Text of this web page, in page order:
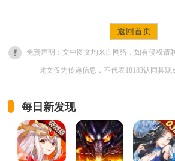
返回首页
免责声明：文中图文均来自网络，如有侵权请
此文仅为传递信息，不代表18183认同其观
每日新发现